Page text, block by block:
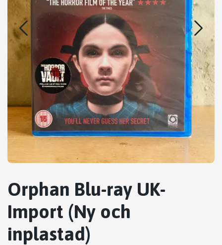
Orphan Blu-ray UK-
Import (Ny och
inplastad)